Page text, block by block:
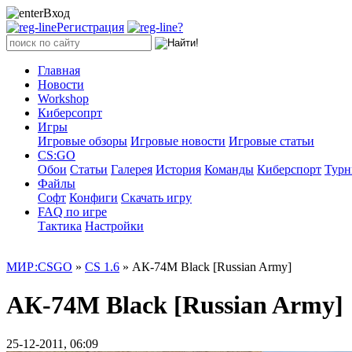
Вход
Регистрация
?
Главная
Новости
Workshop
Киберсопрт
Игры
Игровые обзоры Игровые новости Игровые статьи
CS:GO
Обои Статьи Галерея История Команды Киберспорт
Файлы
Софт Конфиги Скачать игру
FAQ по игре
Тактика Настройки
МИР:CSGO » CS 1.6 » АК-74М Black [Russian Army]
АК-74М Black [Russian Army]
25-12-2011, 06:09